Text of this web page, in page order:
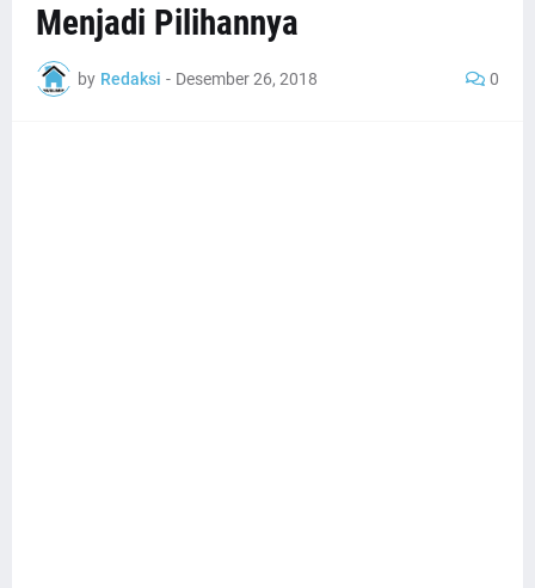
Menjadi Pilihannya
by Redaksi - Desember 26, 2018 0